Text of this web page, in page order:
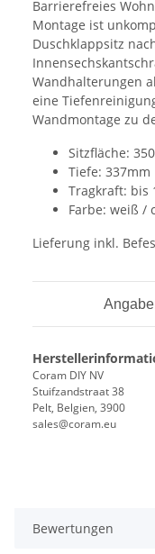
Barrierefreies
Montage ist
Duschklappsitz
Wandhalterungen
eine
Wandmontage zu
Sitzfläche:
Tiefe: 337mm
Tragkraft: bis
Farbe: weiß /
Lieferung inkl.
Coram DIY NV
Stuifzandstraat 38
Pelt, Belgien, 3900
sales@coram.eu
Bewertungen